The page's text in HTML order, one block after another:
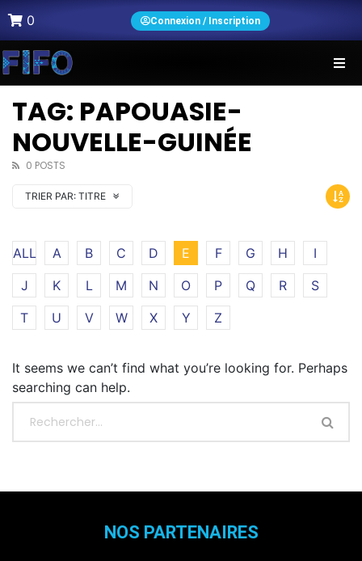
0 Connexion / Inscription
TAG: PAPOUASIE-
NOUVELLE-GUINÉE
0 POSTS
TRIER PAR: TITRE
ALL A B C D E F G H
I
J
K L M N O P Q R
S
T
U V W X Y Z
It seems we can’t find what you’re looking for. Perhaps
searching can help.
NOS PARTENAIRES